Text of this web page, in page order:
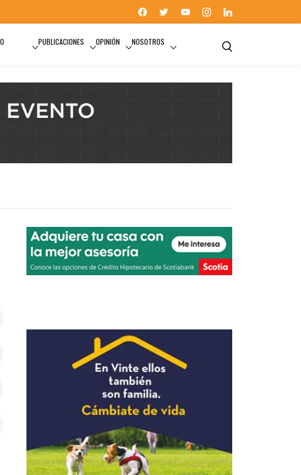
PUBLICACIONES OPINIÓN NOSOTROS